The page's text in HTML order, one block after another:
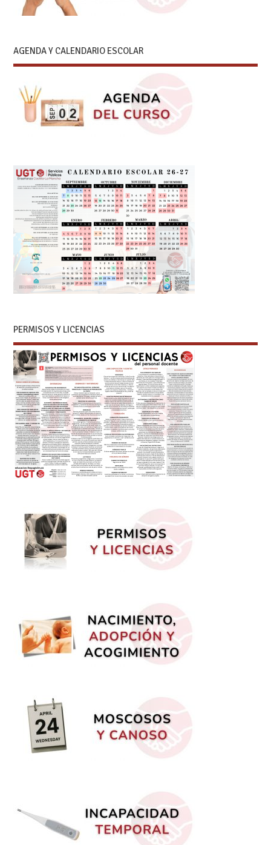
AGENDA Y CALENDARIO ESCOLAR
PERMISOS Y LICENCIAS